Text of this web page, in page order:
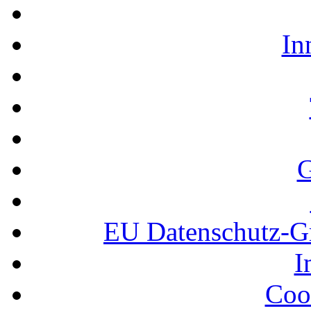
EU Datenschutz-